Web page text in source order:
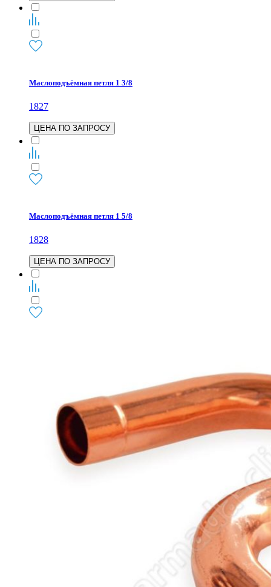
Маслоподъёмная петля 1 3/8
1827
ЦЕНА ПО ЗАПРОСУ
Маслоподъёмная петля 1 5/8
1828
ЦЕНА ПО ЗАПРОСУ